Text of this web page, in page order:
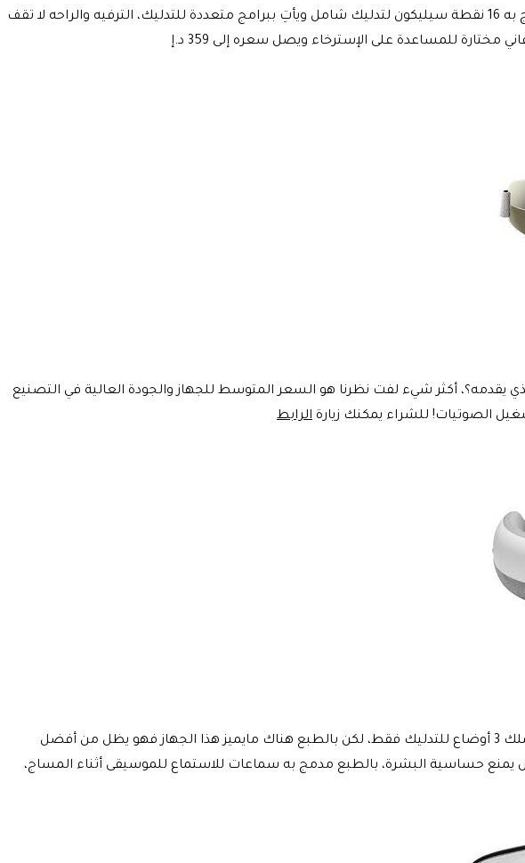
يعتبر من أفضل الأجهزة للمساج وتدليك العيون من حيث الجودة، فهو مريج عند وضعه حول الرأس والعيون! دُمج به 16 نقطة سيليكون لتدليك شامل ويأتِ ببرامج متعددة للتدليك، الترفيه والراحه لا تقف
للمساعدة على الإسترخاء ويصل سعره إلى 359 د.إ
أكثر شيء لفت نظرنا هو السعر المتوسط للجهاز والجودة العالية في التصنيع
الرابط
صحيح أن هذا الجهاز هو أغلى من سابقه لكن وضعناه هنا لأننا رأينا تعدد المهام في الجهازين الأول والثاني فهو يملك 3 أوضاع للتدليك فقط، لكن بالطبع هناك مايميز هذا الجهاز فهو يظل من أفضل
حساسية البشرة، بالطبع مدمج به سماعات للاستماع للموسيقى أثناء المساج،